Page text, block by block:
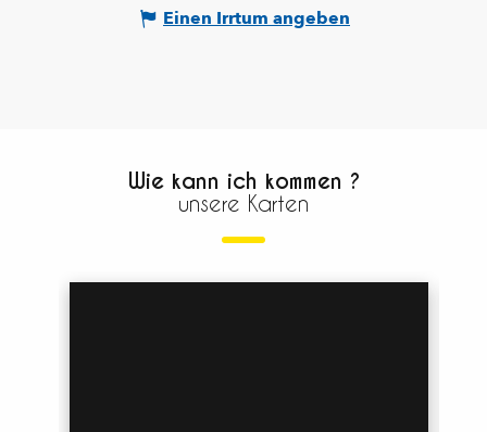
Einen Irrtum angeben
Wie kann ich kommen ?
unsere Karten